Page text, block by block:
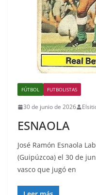
FÚTBOL FUTBOLISTAS
30 de junio de 2026
ESNAOLA
José Ramón Esnaola
(Guipúzcoa) el 30 de
vasco que jugó en